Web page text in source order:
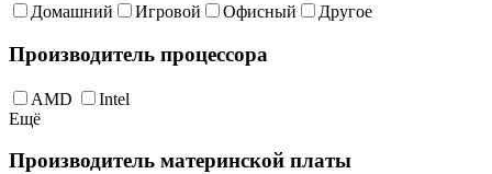
Домашний Игровой Офисный Другое
Производитель процессора
AMD
Intel
Ещё
Производитель материнской платы